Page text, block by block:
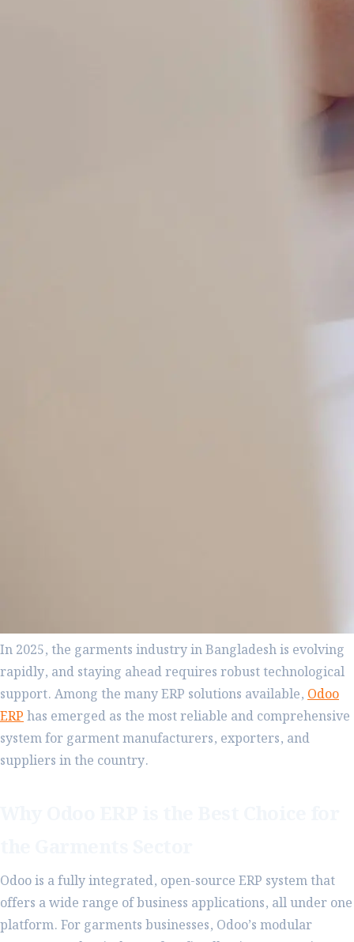
In 2025, the garments industry in Bangladesh is evolving
rapidly, and staying ahead requires robust technological
support. Among the many ERP solutions available, Odoo
ERPhas emerged as the most reliable and comprehensive
system for garment manufacturers, exporters, and
suppliers in the country.
Odoo is a fully integrated, open-source ERP system that
offers a wide range of business applications, all under one
platform. For garments businesses, Odoo’s modular